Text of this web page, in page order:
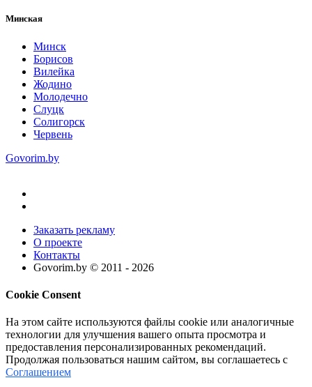
Минская
Минск
Борисов
Вилейка
Жодино
Молодечно
Слуцк
Солигорск
Червень
Govorim.by
Заказать рекламу
О проекте
Контакты
Govorim.by © 2011 - 2026
Cookie Consent
На этом сайте используются файлы cookie или аналогичные
технологии для улучшения вашего опыта просмотра и
предоставления персонализированных рекомендаций.
Продолжая пользоваться нашим сайтом, вы соглашаетесь с
Соглашением